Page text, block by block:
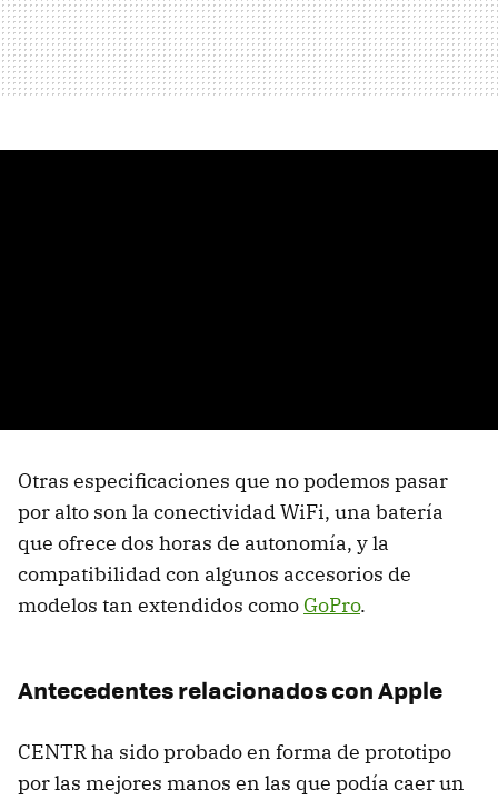
Otras especificaciones que no podemos pasar
por alto son la conectividad WiFi, una batería
que ofrece dos horas de autonomía, y la
compatibilidad con algunos accesorios de
modelos tan extendidos como GoPro.
Antecedentes relacionados con Apple
CENTR ha sido probado en forma de prototipo
por las mejores manos en las que podía caer un